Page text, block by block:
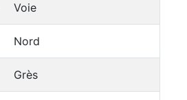
Voie
Nord
Grès